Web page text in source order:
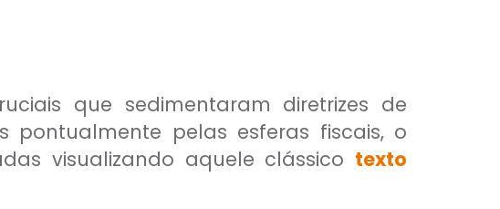
que sedimentaram diretrizes de
pelas esferas fiscais, o
visualizando aquele clássico texto